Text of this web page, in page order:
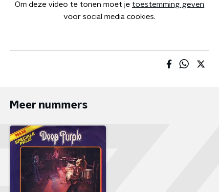
Om deze video te tonen moet je toestemming geven
voor social media cookies.
Meer nummers